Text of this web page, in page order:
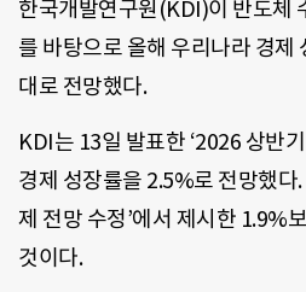
한국개발연구원(KDI)이 반도체
를 바탕으로 올해 우리나라 경제
대로 전망했다.
KDI는 13일 발표한 ‘2026 상반
경제 성장률을 2.5%로 전망했다
제 전망 수정’에서 제시한 1.9%
것이다.